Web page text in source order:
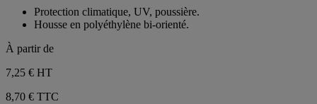
étoiles.
Protection climatique, UV, poussière.
Housse en polyéthylène bi-orienté.
À partir de
7,25 € HT
8,70 € TTC